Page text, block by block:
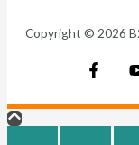
Copyright © 2026